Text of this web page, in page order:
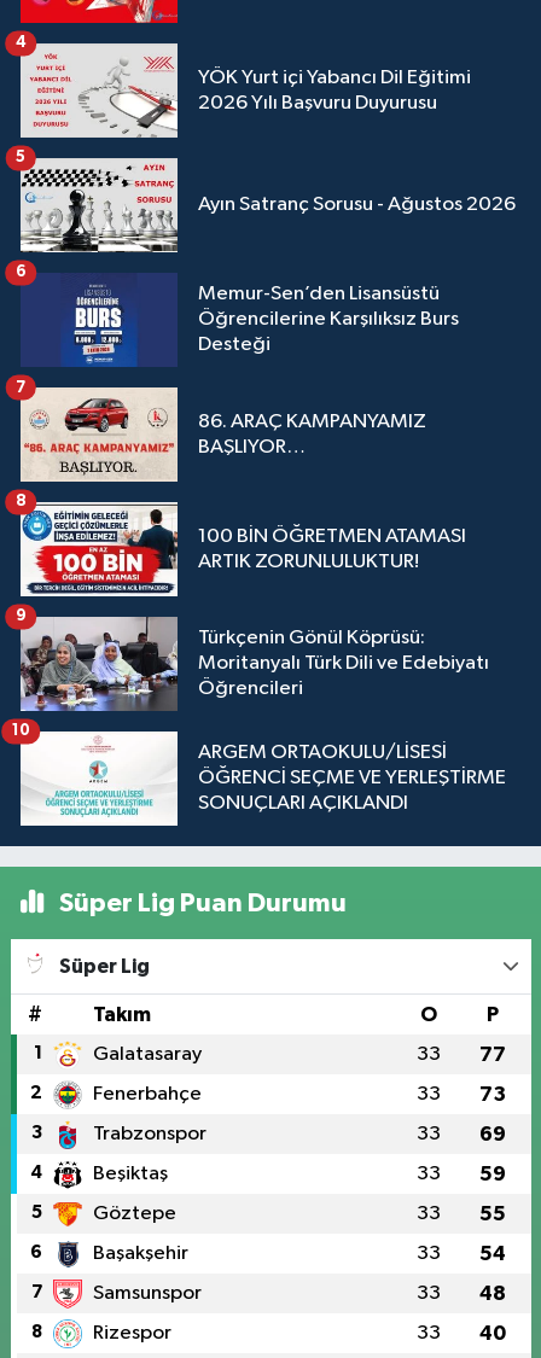
YÖK Yurt içi Yabancı Dil Eğitimi
2026 Yılı Başvuru Duyurusu
4
Ayın Satranç Sorusu - Ağustos 2026
5
Memur-Sen’den Lisansüstü
Öğrencilerine Karşılıksız Burs
Desteği
6
86. ARAÇ KAMPANYAMIZ
BAŞLIYOR…
7
100 BİN ÖĞRETMEN ATAMASI
ARTIK ZORUNLULUKTUR!
8
Türkçenin Gönül Köprüsü:
Moritanyalı Türk Dili ve Edebiyatı
Öğrencileri
9
ARGEM ORTAOKULU/LİSESİ
ÖĞRENCİ SEÇME VE YERLEŞTİRME
SONUÇLARI AÇIKLANDI
10
Süper Lig Puan Durumu
Süper Lig
# Takım O P
1 Galatasaray 33 77
2 Fenerbahçe 33 73
3 Trabzonspor 33 69
4 Beşiktaş 33 59
5 Göztepe 33 55
6 Başakşehir 33 54
7 Samsunspor 33 48
8 Rizespor 33 40